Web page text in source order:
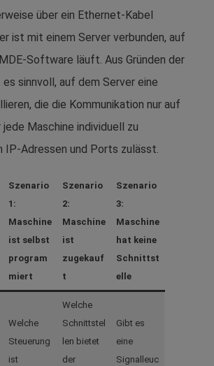
über ein Ethernet-Kabel
ist mit einem Server verbunden, auf
Software läuft. Aus Gründen der
sinnvoll, auf dem Server eine
die die Kommunikation nur auf
Maschine individuell zu
IP-Adressen und Ports zulässt.
Szenario
1:
Maschine
ist selbst
program
miert
Szenario
2:
Maschine
ist
zugekauf
t
Szenario
3:
Maschine
hat keine
Schnittst
elle
Welche
Steuerung
ist
Welche
Schnittstel
len bietet
der
Gibt es
eine
Signalleuc